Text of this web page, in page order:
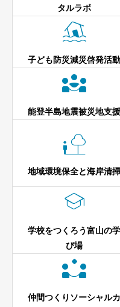
タルラボ

子ども防災減災啓発活動

能登半島地震被災地支援

地域環境保全と海岸清掃

学校をつくろう富山の学
び場

仲間つくりソーシャルカ